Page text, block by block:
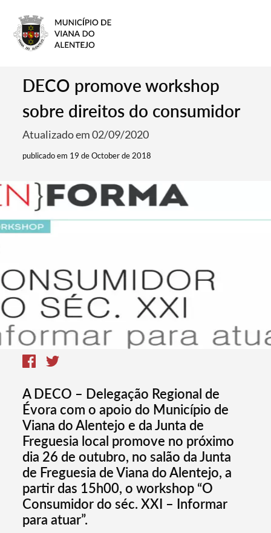
DECO promove workshop
sobre direitos do consumidor
Atualizado em 02/09/2020
publicado em 19 de October de 2018
A DECO – Delegação Regional de
Évora com o apoio do Município de
Viana do Alentejo e da Junta de
Freguesia local promove no próximo
dia 26 de outubro, no salão da Junta
de Freguesia de Viana do Alentejo, a
partir das 15h00, o workshop “O
Consumidor do séc. XXI – Informar
para atuar”.